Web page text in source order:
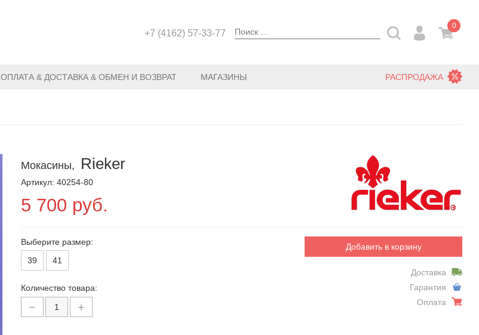
+7 (4162) 57-33-77
0
ОПЛАТА & ДОСТАВКА & ОБМЕН И ВОЗВРАТ МАГАЗИНЫ РАСПРОДАЖА
Мокасины, Rieker
Артикул: 40254-80
5 700 руб.
Выберите размер:
39
41
Количество товара:
Добавить в корзину
Доставка
Гарантия
Оплата